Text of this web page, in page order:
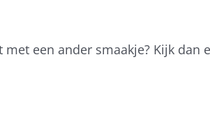
een ander smaakje? Kijk dan